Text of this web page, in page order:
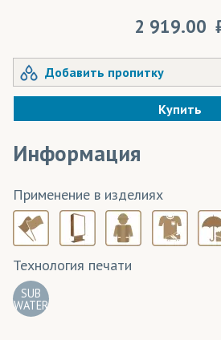
2 919.00
Добавить пропитку
Купить
Информация
Применение в изделиях
Технология печати
SUB
WATER